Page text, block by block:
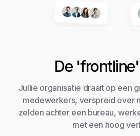
De
Jullie organisatie draait op een
medewerkers, verspreid over
zelden achter een bureau,
met een hoog